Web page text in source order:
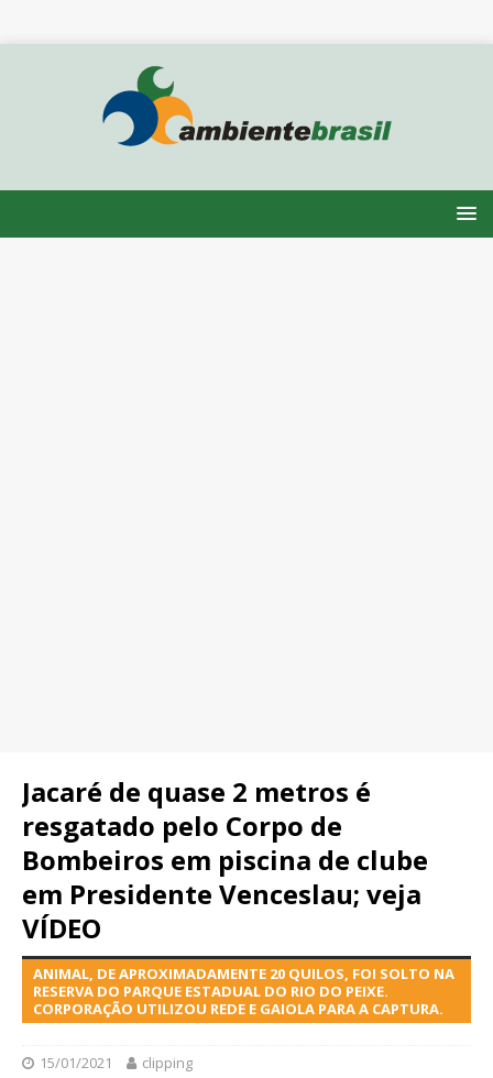
Jacaré de quase 2 metros é
resgatado pelo Corpo de
Bombeiros em piscina de clube
em Presidente Venceslau; veja
VÍDEO
ANIMAL, DE APROXIMADAMENTE 20 QUILOS, FOI SOLTO NA
RESERVA DO PARQUE ESTADUAL DO RIO DO PEIXE.
CORPORAÇÃO UTILIZOU REDE E GAIOLA PARA A CAPTURA.
15/01/2021 clipping